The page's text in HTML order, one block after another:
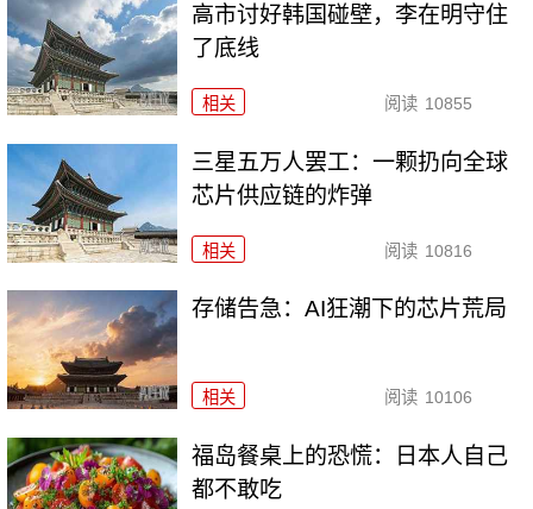
高市讨好韩国碰壁，李在明守住
了底线
相关 阅读 10855
三星五万人罢工：一颗扔向全球
芯片供应链的炸弹
相关 阅读 10816
存储告急：AI狂潮下的芯片荒局
相关 阅读 10106
福岛餐桌上的恐慌：日本人自己
都不敢吃